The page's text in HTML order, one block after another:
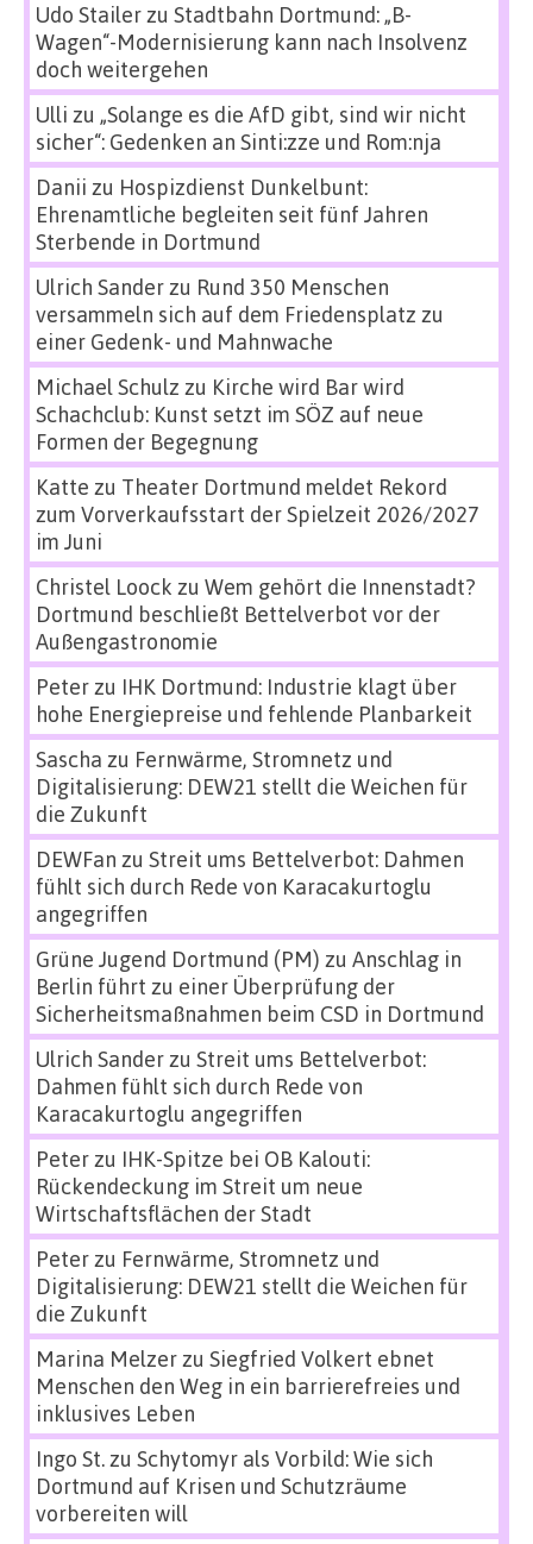
Udo Stailerzu Stadtbahn Dortmund: „B-
Wagen“-Modernisierung kann nach Insolvenz
doch weitergehen
Ulli zu „Solange es die AfD gibt, sind wir nicht
sicher“: Gedenken an Sinti:zze und Rom:nja
Danii zu Hospizdienst Dunkelbunt:
Ehrenamtliche begleiten seit fünf Jahren
Sterbende in Dortmund
Ulrich Sanderzu Rund 350 Menschen
versammeln sich auf dem Friedensplatz zu
einer Gedenk- und Mahnwache
Michael Schulz zu Kirche wird Bar wird
Schachclub: Kunst setzt im SÖZ auf neue
Formen der Begegnung
Katte zu Theater Dortmund meldet Rekord
zum Vorverkaufsstart der Spielzeit 2026/2027
im Juni
Christel Loock zu Wem gehört die Innenstadt?
Dortmund beschließt Bettelverbot vor der
Außengastronomie
Peterzu IHK Dortmund: Industrie klagt über
hohe Energiepreise und fehlende Planbarkeit
Sascha zu Fernwärme, Stromnetz und
Digitalisierung: DEW21 stellt die Weichen für
die Zukunft
DEWFan zu Streit ums Bettelverbot: Dahmen
fühlt sich durch Rede von Karacakurtoglu
angegriffen
Grüne Jugend Dortmund (PM) zu Anschlag in
Berlin führt zu einer Überprüfung der
Sicherheitsmaßnahmen beim CSD in Dortmund
Ulrich Sanderzu Streit ums Bettelverbot:
Dahmen fühlt sich durch Rede von
Karacakurtoglu angegriffen
Peterzu IHK-Spitze bei OB Kalouti:
Rückendeckung im Streit um neue
Wirtschaftsflächen der Stadt
Peterzu Fernwärme, Stromnetz und
Digitalisierung: DEW21 stellt die Weichen für
die Zukunft
Marina Melzerzu Siegfried Volkert ebnet
Menschen den Weg in ein barrierefreies und
inklusives Leben
Ingo St.zu Schytomyr als Vorbild: Wie sich
Dortmund auf Krisen und Schutzräume
vorbereiten will